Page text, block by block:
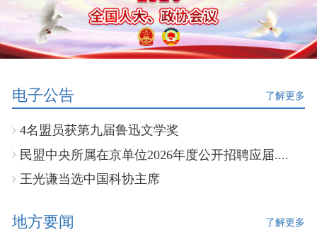
电子公告 了解更多
4名盟员获第九届鲁迅文学奖
民盟中央所属在京单位2026年度公开招聘应届....
王光谦当选中国科协主席
地方要闻 了解更多